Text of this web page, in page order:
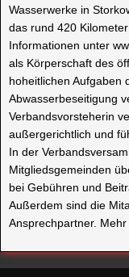
Wasserwerke in
das rund 420
Informationen unter
als Körperschaft des
hoheitlichen Aufgaben
Abwasserbeseitigung
Verbandsvorsteherin
außergerichtlich und
In der
Mitgliedsgemeinden
bei Gebühren und
Außerdem sind die
Ansprechpartner.